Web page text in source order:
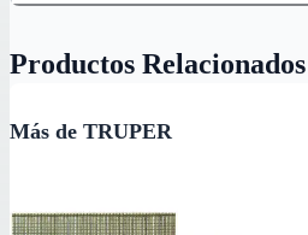
Productos Relacionados
Más de TRUPER